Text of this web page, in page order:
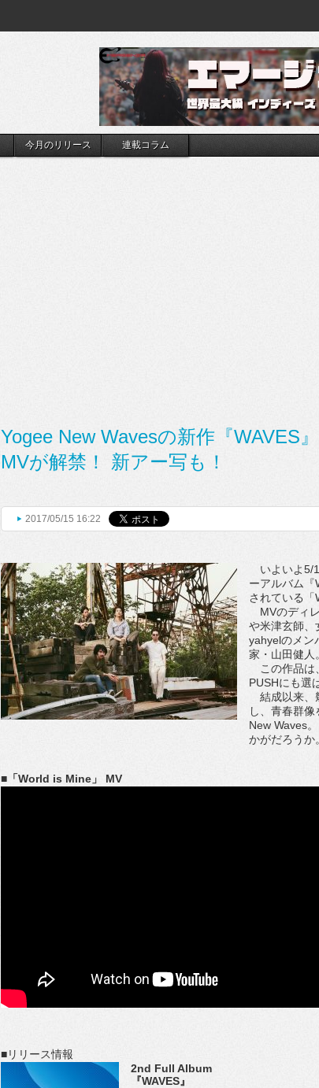
今月のリリース 連載コラム
Yogee New Wavesの新作『WAVES
MVが解禁！ 新アー写も！
2017/05/15 16:22
いよいよ5/
ーアルバム『
されている
MVのディ
や米津玄師、
yahyelのメン
家・山田健人
この作品は
PUSHにも選
結成以来、
し、青春群
New Waves
かがだろうか
■「World is Mine」 MV
■リリース情報
2nd Full Album
『WAVES』